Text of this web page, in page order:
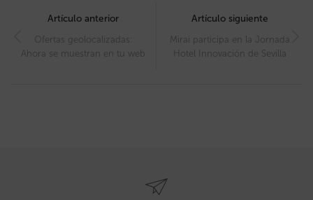
navigation
Artículo anterior
Ofertas geolocalizadas:
Ahora se muestran en tu web
Artículo siguiente
Mirai participa en la Jornada
Hotel Innovación de Sevilla